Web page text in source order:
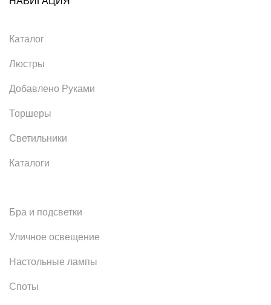
Каталог
Люстры
Добавлено Руками
Торшеры
Светильники
Каталоги
Бра и подсветки
Уличное освещение
Настольные лампы
Споты